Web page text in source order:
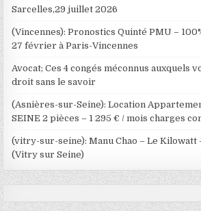
Sarcelles,29 juillet 2026
(Vincennes): Pronostics Quinté PMU –
27 février à Paris-Vincennes
Avocat; Ces 4 congés méconnus auxquels
droit sans le savoir
(Asnières-sur-Seine): Location
SEINE 2 pièces – 1 295 € / mois charges
(vitry-sur-seine): Manu Chao – Le Kilowatt
(Vitry sur Seine)